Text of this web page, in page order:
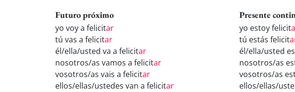
Futuro próximo
yo voy a felicitar
tú vas a felicitar
él/ella/usted va a felicitar
nosotros/as vamos a felicitar
vosotros/as vais a felicitar
ellos/ellas/ustedes van a felicitar
Presente
yo estoy felicit
tú estás felicit
él/ella/usted
nosotros/as
vosotros/as
ellos/ellas/